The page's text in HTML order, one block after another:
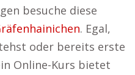
besuche diese
. Egal,
oder bereits erste
Online-Kurs bietet